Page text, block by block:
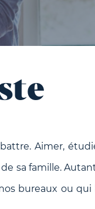
Aimer,
sa famille.
bureaux ou